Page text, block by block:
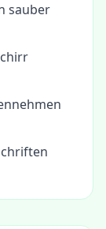
sauber